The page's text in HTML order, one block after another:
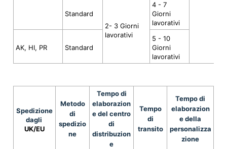
Standard
2- 3 Giorni
lavorativi
4 - 7
Giorni
lavorativi
AK, HI, PR Standard
5 - 10
Giorni
lavorativi
Spedizione
dagli
UK/EU
Metodo
di
spedizio
ne
Tempo di
elaborazion
e del centro
di
distribuzion
e
Tempo
di
transito
Tempo di
elaborazion
e della
personalizza
zione